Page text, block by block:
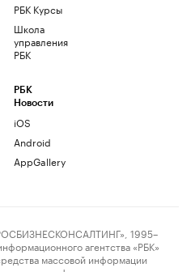
РБК Курсы
Школа
управления
РБК
РБК
Новости
iOS
Android
AppGallery
1995–
агентства «РБК»
массовой информации